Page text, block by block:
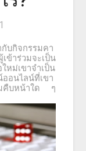
บกิจกรรมคา
เข้าร่วมจะเป็น
หม่เขาจำเป็น
อนไลน์ที่เขา
คืบหน้าใด
ๆ